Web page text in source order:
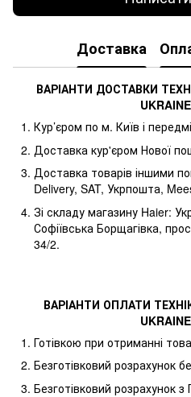
Доставка
ВАРІАНТИ ДОСТАВКИ
UKRAINE
Кур’єром по м. Київ і
Доставка кур'єром Нової
Доставка товарів іншими
Delivery, SAT, Укрпошта,
Зі складу магазину Haier:
Софіївська Борщагівка,
34/2.
ВАРІАНТИ ОПЛАТИ
UKRAINE
Готівкою при отриманні
Безготівковий розрахунок
Безготівковий розрахунок